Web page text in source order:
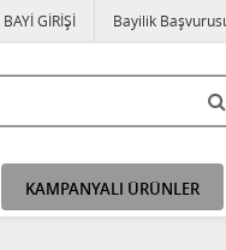
BAYİ GİRİŞİ Bayilik
KAMPANYALI ÜRÜNLER